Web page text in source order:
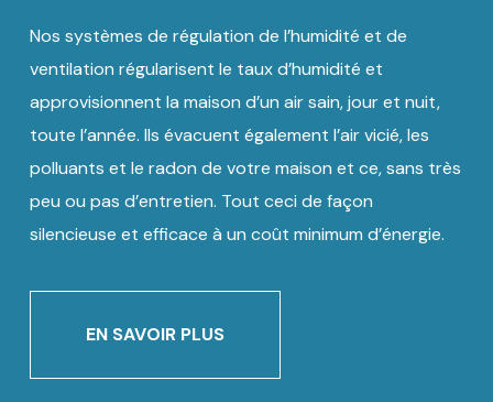
Nos systèmes de régulation de l’humidité et de
ventilation régularisent le taux d’humidité et
approvisionnent la maison d’un air sain, jour et nuit,
toute l’année. Ils évacuent également l’air vicié, les
polluants et le radon de votre maison et ce, sans très
peu ou pas d’entretien. Tout ceci de façon
silencieuse et efficace à un coût minimum d’énergie.
EN SAVOIR PLUS